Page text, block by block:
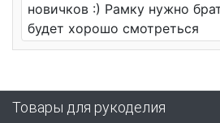
новичков :) Рамку нужно
будет хорошо смотреться
Товары для рукоделия